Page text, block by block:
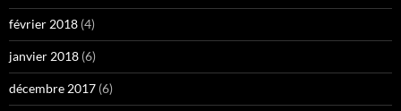
février 2018 (4)
janvier 2018 (6)
décembre 2017 (6)